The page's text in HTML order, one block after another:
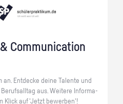
Com­mu­ni­ca­ti­on
Ent­de­cke deine Ta­len­te und
aus. Wei­te­re In­for­ma­
Klick auf 'Jetzt be­wer­ben'!